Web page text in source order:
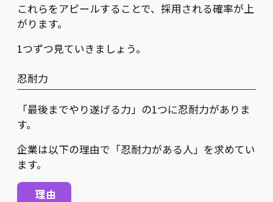
これらをアピールすることで、採用される確率が上
がります。
1つずつ見ていきましょう。
忍耐力
「最後までやり遂げる力」の1つに忍耐力がありま
す。
企業は以下の理由で「忍耐力がある人」を求めてい
ます。
理由